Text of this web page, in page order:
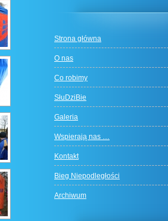
Strona główna
O nas
Co robimy
SłuDziBie
Galeria
Wspierają nas …
Kontakt
Bieg Niepodległości
Archiwum